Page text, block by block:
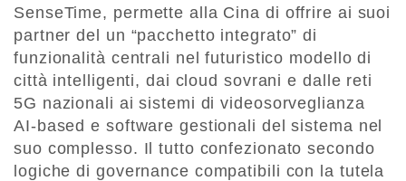
SenseTime, permette alla Cina di offrire ai suoi
partner del un “pacchetto integrato” di
funzionalità centrali nel futuristico modello di
città intelligenti, dai cloud sovrani e dalle reti
5G nazionali ai sistemi di videosorveglianza
AI-based e software gestionali del sistema nel
suo complesso. Il tutto confezionato secondo
logiche di governance compatibili con la tutela